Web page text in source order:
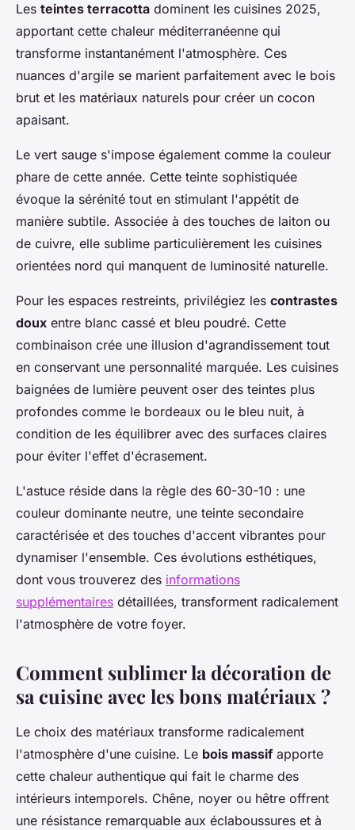
Les teintes terracotta dominent les cuisines 2025,
apportant cette chaleur méditerranéenne qui
transforme instantanément l'atmosphère. Ces
nuances d'argile se marient parfaitement avec le bois
brut et les matériaux naturels pour créer un cocon
apaisant.
Le vert sauge s'impose également comme la couleur
phare de cette année. Cette teinte sophistiquée
évoque la sérénité tout en stimulant l'appétit de
manière subtile. Associée à des touches de laiton ou
de cuivre, elle sublime particulièrement les cuisines
orientées nord qui manquent de luminosité naturelle.
Pour les espaces restreints, privilégiez les contrastes
doux entre blanc cassé et bleu poudré. Cette
combinaison crée une illusion d'agrandissement tout
en conservant une personnalité marquée. Les cuisines
baignées de lumière peuvent oser des teintes plus
profondes comme le bordeaux ou le bleu nuit, à
condition de les équilibrer avec des surfaces claires
pour éviter l'effet d'écrasement.
L'astuce réside dans la règle des 60-30-10 : une
couleur dominante neutre, une teinte secondaire
caractérisée et des touches d'accent vibrantes pour
dynamiser l'ensemble. Ces évolutions esthétiques,
dont vous trouverez des informations
supplémentaires détaillées, transforment radicalement
l'atmosphère de votre foyer.
Comment sublimer la décoration de
sa cuisine avec les bons matériaux ?
Le choix des matériaux transforme radicalement
l'atmosphère d'une cuisine. Le bois massif apporte
cette chaleur authentique qui fait le charme des
intérieurs intemporels. Chêne, noyer ou hêtre offrent
une résistance remarquable aux éclaboussures et à